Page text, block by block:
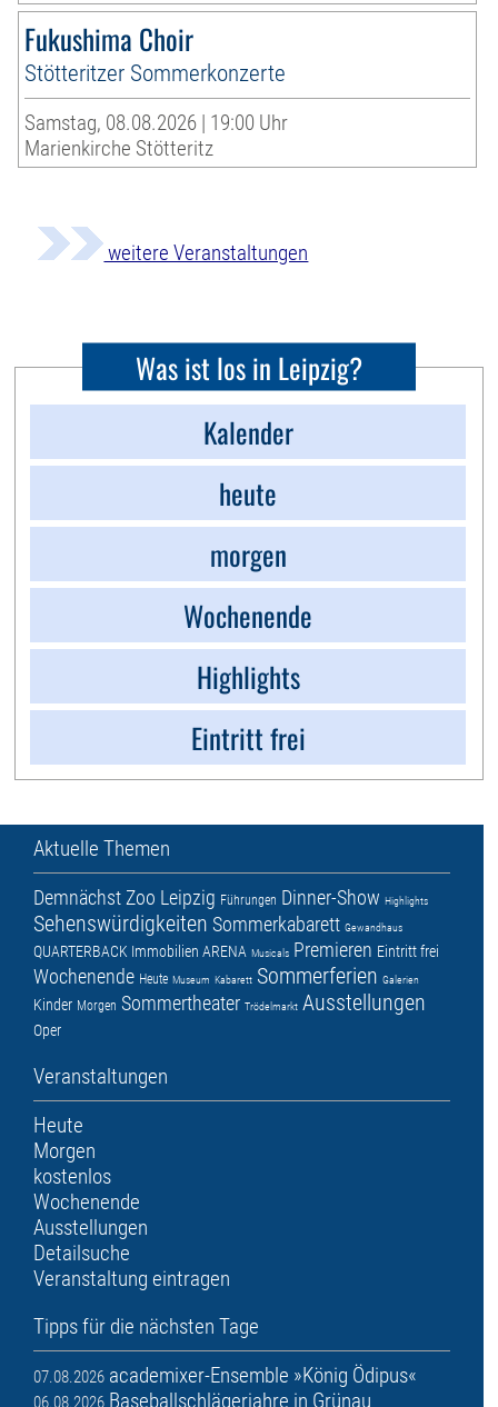
Fukushima Choir
Stötteritzer Sommerkonzerte
Samstag, 08.08.2026 | 19:00 Uhr
Marienkirche Stötteritz
weitere Veranstaltungen
Was ist los in Leipzig?
Kalender
heute
morgen
Wochenende
Highlights
Eintritt frei
Aktuelle Themen
Demnächst Zoo Leipzig Führungen Dinner-Show Highlights
Sehenswürdigkeiten Sommerkabarett Gewandhaus
QUARTERBACK Immobilien ARENA Musicals Premieren Eintritt frei
Wochenende Heute Museum Kabarett Sommerferien Galerien
Kinder Morgen Sommertheater Trödelmarkt Ausstellungen
Oper
Veranstaltungen
Heute
Morgen
kostenlos
Wochenende
Ausstellungen
Detailsuche
Veranstaltung eintragen
Tipps für die nächsten Tage
07.08.2026 academixer-Ensemble »König Ödipus«
06.08.2026 Baseballschlägerjahre in Grünau